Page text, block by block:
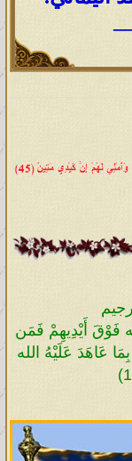
فَوْقَ أَيْدِيهِمْ فَمَن
عَاهَدَ عَلَيْهُ الله